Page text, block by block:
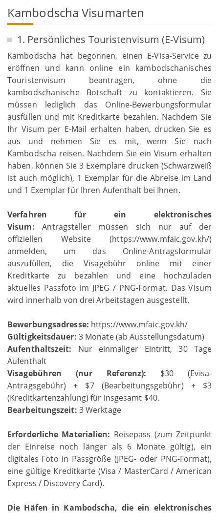
Kambodscha Visumarten
1. Persönliches Touristenvisum (E-Visum)
Kambodscha hat begonnen, einen E-Visa-Service zu
eröffnen und kann online ein kambodschanisches
Touristenvisum beantragen, ohne die
kambodschanische Botschaft zu kontaktieren. Sie
müssen lediglich das Online-Bewerbungsformular
ausfüllen und mit Kreditkarte bezahlen. Nachdem Sie
Ihr Visum per E-Mail erhalten haben, drucken Sie es
aus und nehmen Sie es mit, wenn Sie nach
Kambodscha reisen. Nachdem Sie ein Visum erhalten
haben, können Sie 3 Exemplare drucken (Schwarzweiß
ist auch möglich), 1 Exemplar für die Abreise im Land
und 1 Exemplar für Ihren Aufenthalt bei Ihnen.
Verfahren für ein elektronisches
Visum: Antragsteller müssen sich nur auf der
offiziellen Website (https://www.mfaic.gov.kh/)
anmelden, um das Online-Antragsformular
auszufüllen, die Visagebühr online mit einer
Kreditkarte zu bezahlen und eine hochzuladen
aktuelles Passfoto im JPEG / PNG-Format. Das Visum
wird innerhalb von drei Arbeitstagen ausgestellt.
Bewerbungsadresse: https://www.mfaic.gov.kh/
Gültigkeitsdauer: 3 Monate (ab Ausstellungsdatum)
Aufenthaltszeit: Nur einmaliger Eintritt, 30 Tage
Aufenthalt
Visagebühren (nur Referenz): $30 (Evisa-
Antragsgebühr) + $7 (Bearbeitungsgebühr) + $3
(Kreditkartenzahlung) für insgesamt $40.
Bearbeitungszeit: 3 Werktage
Erforderliche Materialien: Reisepass (zum Zeitpunkt
der Einreise noch länger als 6 Monate gültig), ein
digitales Foto in Passgröße (JPEG- oder PNG-Format),
eine gültige Kreditkarte (Visa / MasterCard / American
Express / Discovery Card).
Die Häfen in Kambodscha, die ein elektronisches